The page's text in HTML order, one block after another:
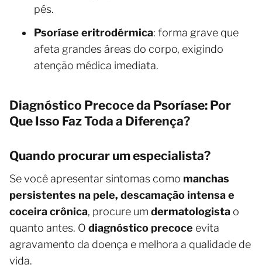
pés.
Psoríase eritrodérmica: forma grave que
afeta grandes áreas do corpo, exigindo
atenção médica imediata.
Diagnóstico Precoce da Psoríase: Por
Que Isso Faz Toda a Diferença?
Quando procurar um especialista?
Se você apresentar sintomas como manchas
persistentes na pele, descamação intensa e
coceira crônica, procure um dermatologista o
quanto antes. O diagnóstico precoce evita
agravamento da doença e melhora a qualidade de
vida.